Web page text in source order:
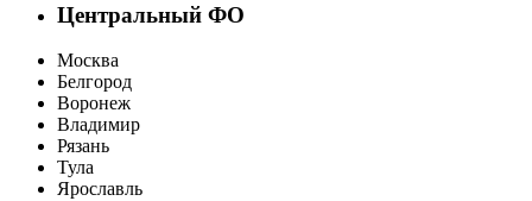
Центральный ФО
Москва
Белгород
Воронеж
Владимир
Рязань
Тула
Ярославль